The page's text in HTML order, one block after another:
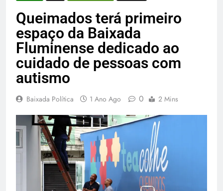
Queimados terá primeiro
espaço da Baixada
Fluminense dedicado ao
cuidado de pessoas com
autismo
Baixada Política 1 Ano Ago 0 2 Mins